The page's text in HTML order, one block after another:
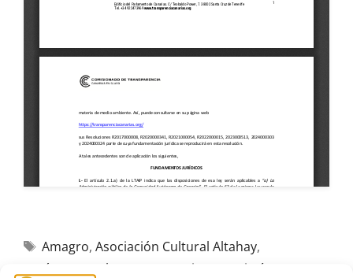
Amagro, Asociación Cultural Altahay,
autónomos
charco comercio consejería